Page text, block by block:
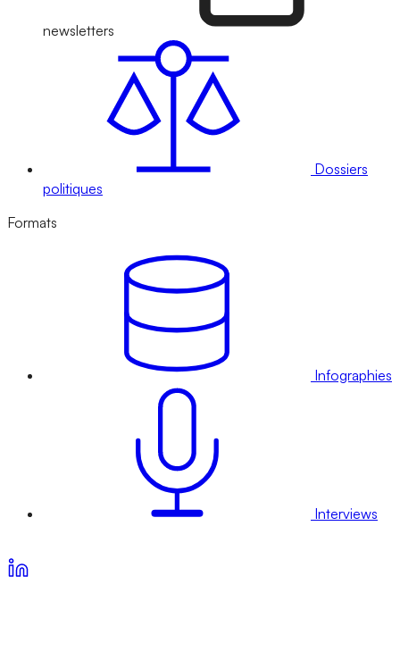
newsletters
Dossiers
politiques
Formats
Infographies
Interviews